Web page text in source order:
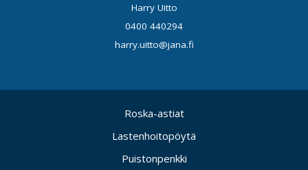
Harry Uitto
0400 440294
harry.uitto@jana.fi
Roska-astiat
Lastenhoitopöytä
Puistonpenkki